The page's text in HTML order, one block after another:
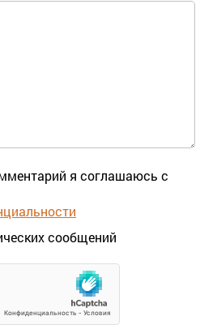
я соглашаюсь с
сообщений